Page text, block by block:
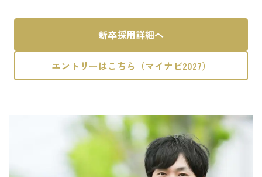
新卒採用詳細へ
エントリーはこちら（マイナビ2027）